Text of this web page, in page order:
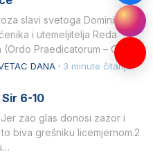
slavi svetoga Dominika
i utemeljitelja Reda
Praedicatorum – OP).
dubokom ljubavlju prema
DANA · 3 minute čitanja
6-10
zao glas donosi zazor i
biva grešniku licemjernom.2